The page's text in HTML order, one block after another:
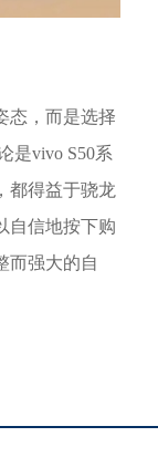
态，而是选择
是vivo S50系
都得益于骁龙
自信地按下购
而强大的自